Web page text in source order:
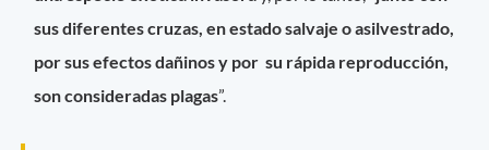
sus diferentes cruzas, en estado salvaje o asilvestrado,
por sus efectos dañinos y por su rápida reproducción,
son consideradas plagas”.